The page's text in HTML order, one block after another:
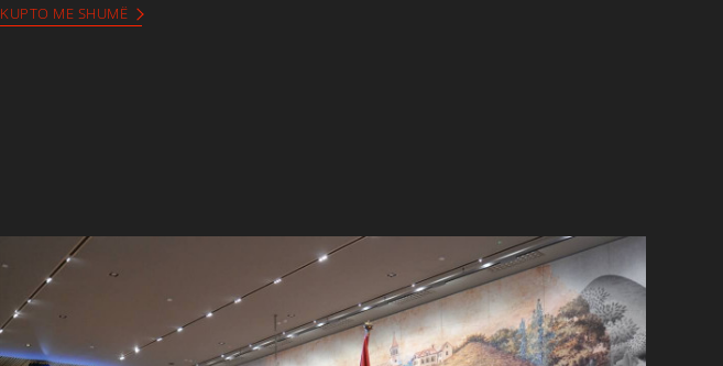
KUPTO ME SHUMË